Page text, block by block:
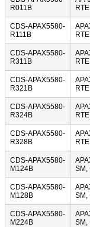
R011B
CDS-APAX5580-
R111B
CDS-APAX5580-
R311B
CDS-APAX5580-
R321B
CDS-APAX5580-
R324B
CDS-APAX5580-
R328B
CDS-APAX5580-
M124B
SM,
CDS-APAX5580-
M128B
SM,
CDS-APAX5580-
M224B
SM,